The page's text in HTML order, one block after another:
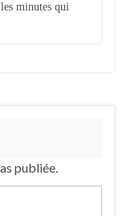
minutes qui
publiée.